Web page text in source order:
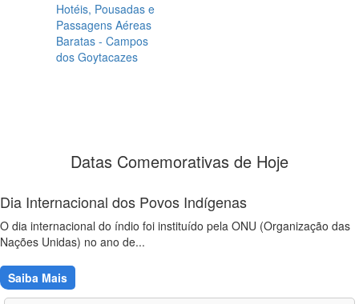
Hotéis, Pousadas e
Passagens Aéreas
Baratas - Campos
dos Goytacazes
Datas Comemorativas de Hoje
Dia Internacional dos Povos Indígenas
O dia internacional do índio foi instituído pela ONU (Organização das
Nações Unidas) no ano de...
Saiba Mais